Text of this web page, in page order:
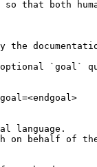
that both
`goal`
language.
behalf of